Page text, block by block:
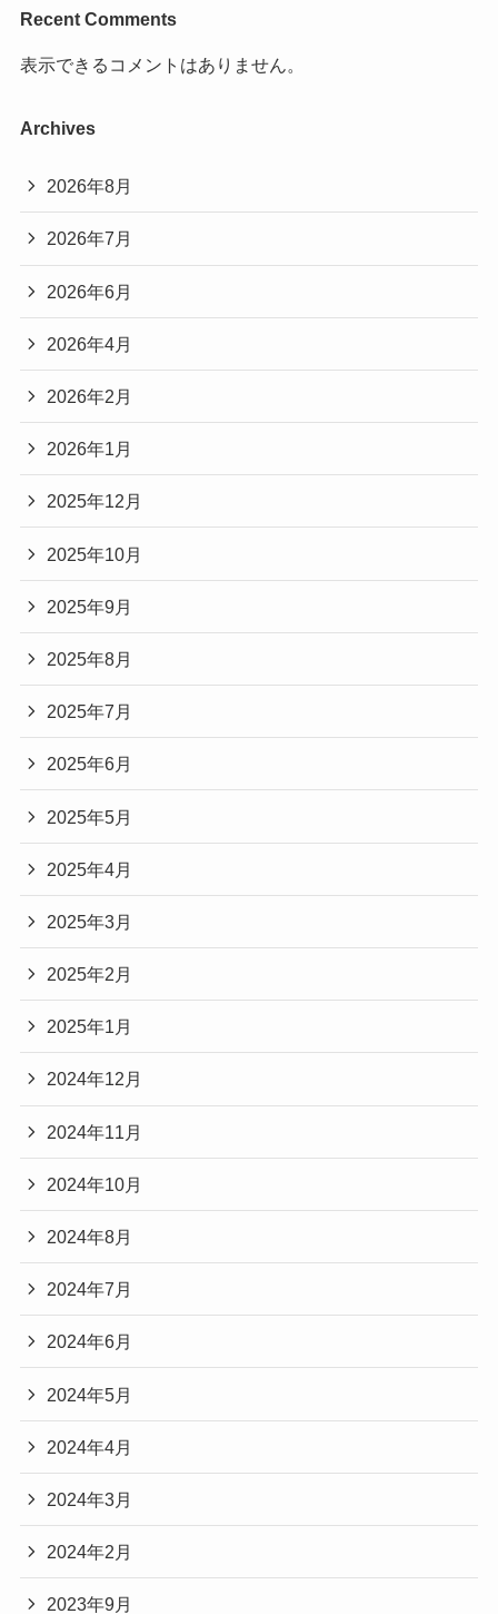
Recent Comments
表示できるコメントはありません。
Archives
2026年8月
2026年7月
2026年6月
2026年4月
2026年2月
2026年1月
2025年12月
2025年10月
2025年9月
2025年8月
2025年7月
2025年6月
2025年5月
2025年4月
2025年3月
2025年2月
2025年1月
2024年12月
2024年11月
2024年10月
2024年8月
2024年7月
2024年6月
2024年5月
2024年4月
2024年3月
2024年2月
2023年9月